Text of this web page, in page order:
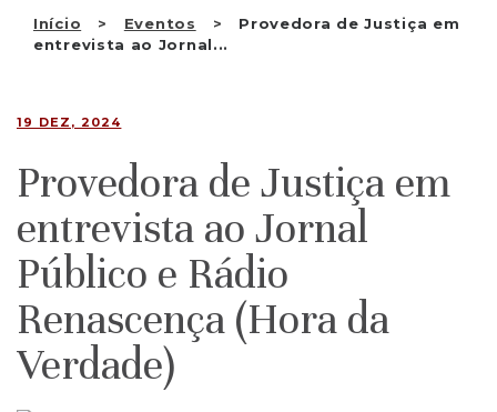
Início Eventos
Provedora de Justiça em
entrevista ao Jornal...
RELAÇÕES INTERNACIONAIS
PT
19 DEZ, 2024
Provedora de Justiça em
entrevista ao Jornal
Público e Rádio
Renascença (Hora da
Verdade)